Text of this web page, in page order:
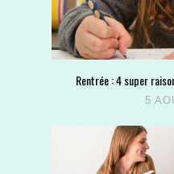
Rentrée : 4 super
5